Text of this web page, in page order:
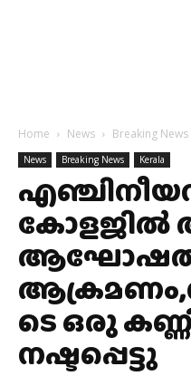
Home News Breaking News
News Breaking News Kerala
ടെ ഒരു
നഷ്ടപ്പെട്ടു